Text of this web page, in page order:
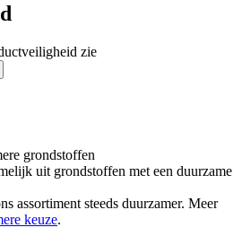
zie
grondstoffen
uit grondstoffen met een duurzame
assortiment steeds duurzamer. Meer
keuze.